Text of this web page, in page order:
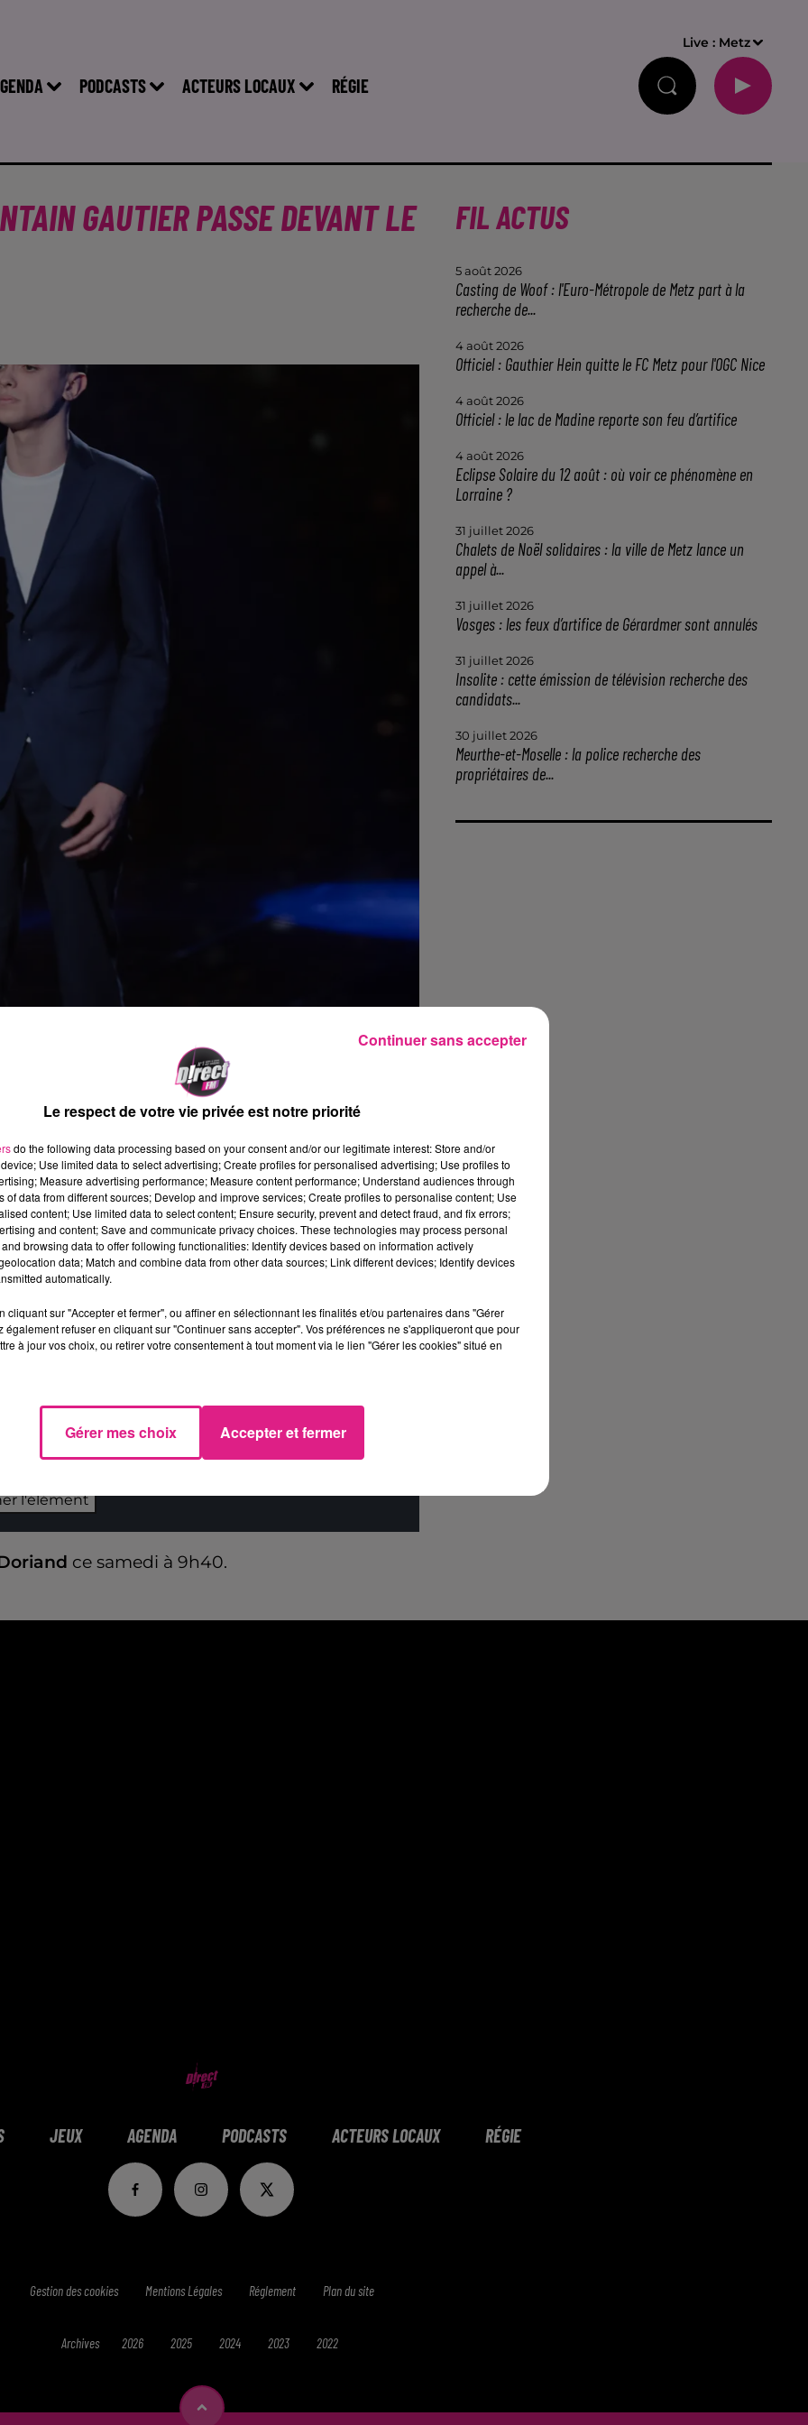
PODCASTS ACTEURS LOCAUX RÉGIE
Live : Metz
GAUTIER PASSE DEVANT LE
ce
devant le jury de l'émission interprète
réseaux sociaux. Le lorrain arrivera-t-il à séduire
www.tf1.fr/tf1/the-voice/videos/the-voice-
tente-sa-chance-aux-auditions-a-laveugle-
dépôt de cookies que vous avez exprimé. Si vous
accord en cliquant sur le bouton ci-dessous.
l'élément
ce samedi à 9h40.
FIL ACTUS
5 août 2026
Casting de Woof : l'Euro-Métropole de Metz part à la
recherche de...
4 août 2026
Officiel : Gauthier Hein quitte le FC Metz pour l'OGC Nice
4 août 2026
Officiel : le lac de Madine reporte son feu d’artifice
4 août 2026
Eclipse Solaire du 12 août : où voir ce phénomène en
Lorraine ?
31 juillet 2026
Chalets de Noël solidaires : la ville de Metz lance un
appel à...
31 juillet 2026
Vosges : les feux d’artifice de Gérardmer sont annulés
31 juillet 2026
Insolite : cette émission de télévision recherche des
candidats...
30 juillet 2026
Meurthe-et-Moselle : la police recherche des
propriétaires de...
JEUX AGENDA PODCASTS ACTEURS LOCAUX RÉGIE
Gestion des cookies Mentions Légales Réglement Plan du site
Archives 2026 2025 2024 2023 2022
Le respect de votre vie privée est notre priorité
do the following data processing based on your consent and/or our legitimate interest: Store and/or
Use limited data to select advertising; Create profiles for personalised advertising; Use profiles to
Measure advertising performance; Measure content performance; Understand audiences through
of data from different sources; Develop and improve services; Create profiles to personalise content; Use
content; Use limited data to select content; Ensure security, prevent and detect fraud, and fix errors;
and content; Save and communicate privacy choices. These technologies may process personal
browsing data to offer following functionalities: Identify devices based on information actively
data; Match and combine data from other data sources; Link different devices; Identify devices
automatically.
cliquant sur "Accepter et fermer", ou affiner en sélectionnant les finalités et/ou partenaires dans "Gérer
également refuser en cliquant sur "Continuer sans accepter". Vos préférences ne s'appliqueront que pour
à jour vos choix, ou retirer votre consentement à tout moment via le lien "Gérer les cookies" situé en
Gérer mes choix Accepter et fermer
Continuer sans accepter